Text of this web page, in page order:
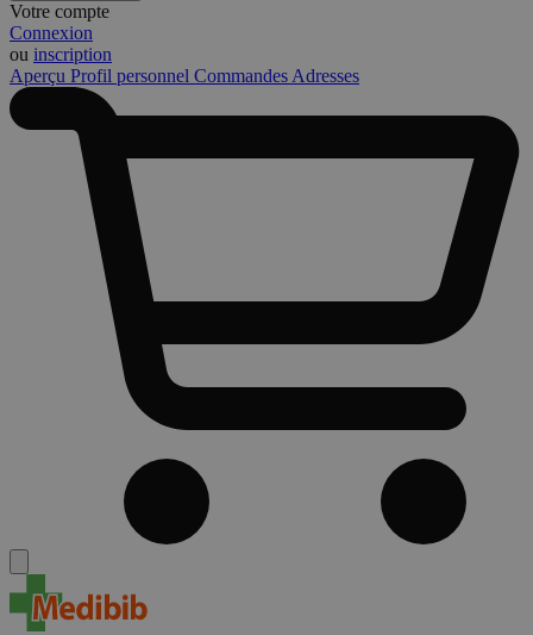
Votre compte
Connexion
ou inscription
Aperçu Profil personnel Commandes Adresses